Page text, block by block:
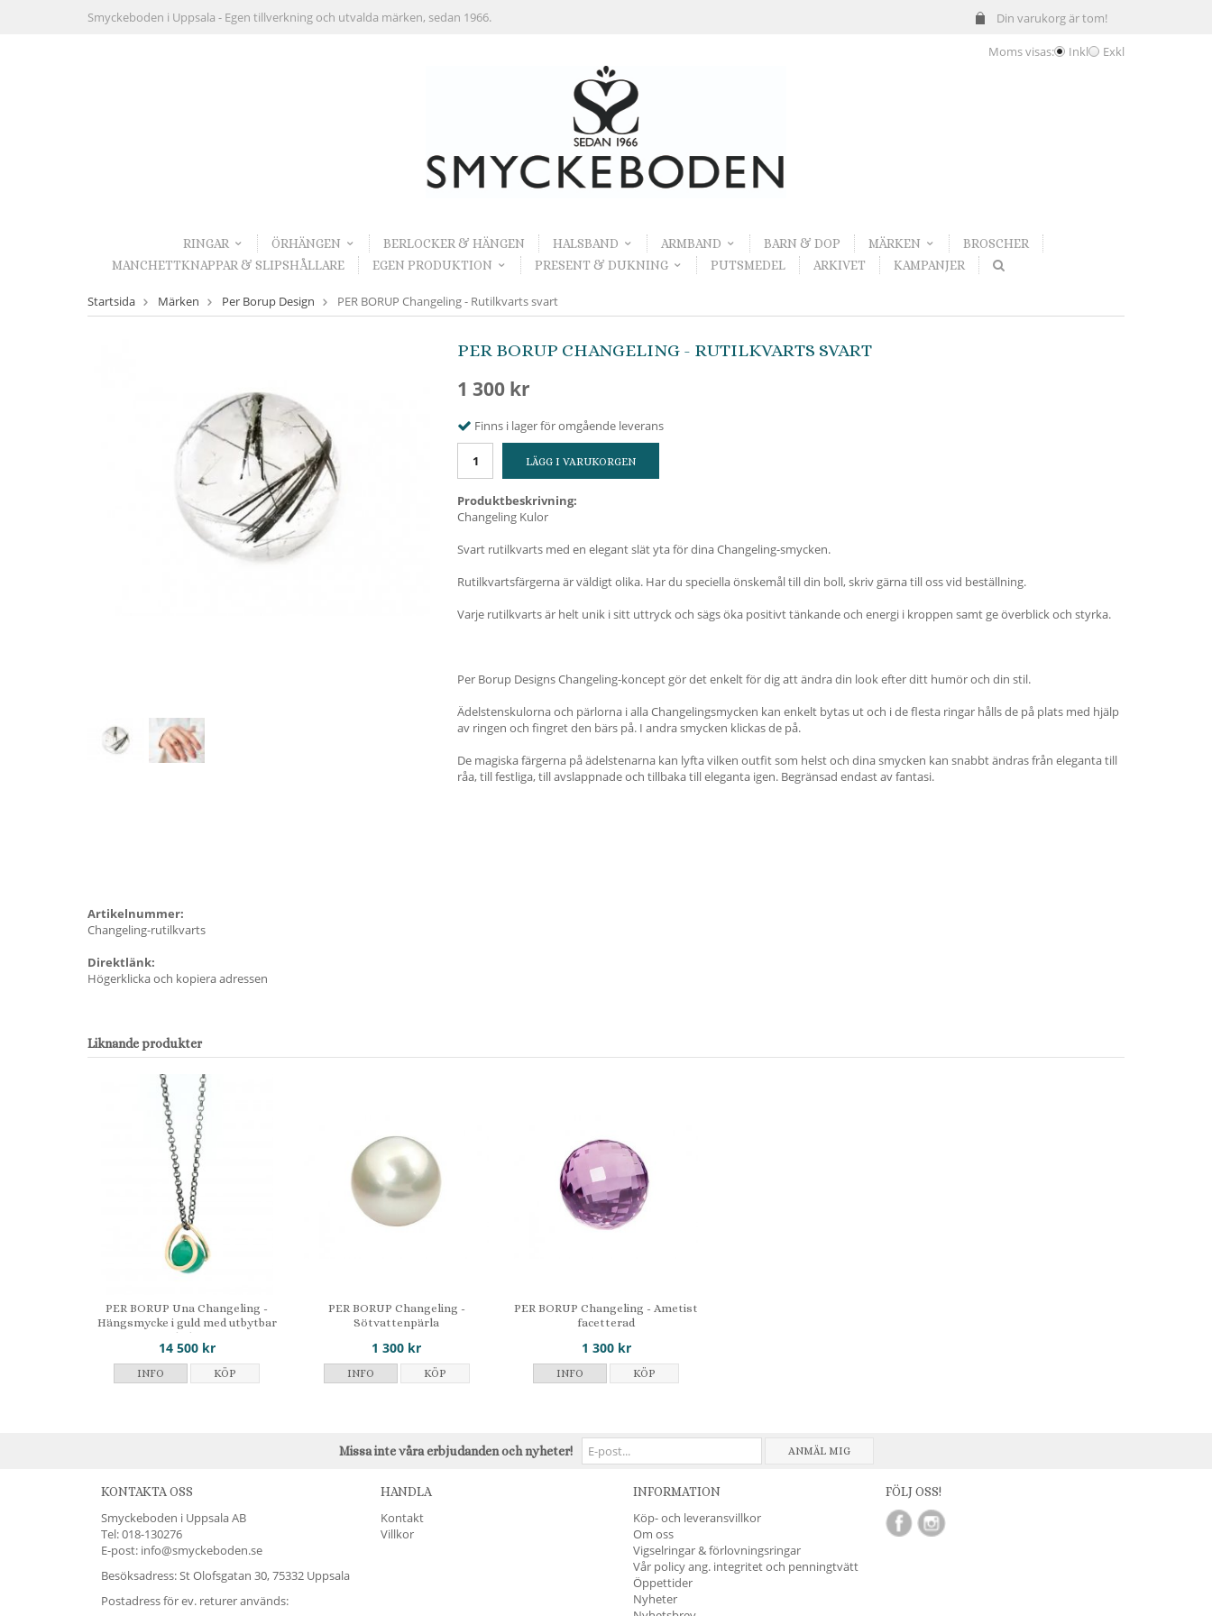
Din varukorg är tom!
Smyckeboden i Uppsala - Egen tillverkning och utvalda märken, sedan 1966.
Moms visas: Inkl Exkl
RINGAR ÖRHÄNGEN BERLOCKER & HÄNGEN HALSBAND ARMBAND BARN & DOP MÄRKEN
BROSCHER
MANCHETTKNAPPAR & SLIPSHÅLLARE
EGEN PRODUKTION PRESENT & DUKNING PUTSMEDEL ARKIVET KAMPANJER
Startsida Märken Per Borup Design PER BORUP Changeling - Rutilkvarts svart
PER BORUP CHANGELING - RUTILKVARTS SVART
1 300 kr
Finns i lager för omgående leverans
LÄGG I VARUKORGEN
Produktbeskrivning:
Changeling Kulor
Svart rutilkvarts med en elegant slät yta för dina Changeling-smycken.
Rutilkvartsfärgerna är väldigt olika. Har du speciella önskemål till din boll, skriv gärna till oss vid beställning.
Varje rutilkvarts är helt unik i sitt uttryck och sägs öka positivt tänkande och energi i kroppen samt ge överblick och styrka.
Per Borup Designs Changeling-koncept gör det enkelt för dig att ändra din look efter ditt humör och din stil.
Ädelstenskulorna och pärlorna i alla Changelingsmycken kan enkelt bytas ut och i de flesta ringar hålls de på plats med hjälp
av ringen och fingret den bärs på. I andra smycken klickas de på.
De magiska färgerna på ädelstenarna kan lyfta vilken outfit som helst och dina smycken kan snabbt ändras från eleganta till
råa, till festliga, till avslappnade och tillbaka till eleganta igen. Begränsad endast av fantasi.
Artikelnummer:
Changeling-rutilkvarts
Direktlänk:
Högerklicka och kopiera adressen
Liknande produkter
PER BORUP Una Changeling -
Hängsmycke i guld med utbytbar
kula
14 500 kr
INFO KÖP
PER BORUP Changeling -
Sötvattenpärla
1 300 kr
INFO KÖP
PER BORUP Changeling - Ametist
facetterad
1 300 kr
INFO KÖP
Missa inte våra erbjudanden och nyheter! ANMÄL MIG
KONTAKTA OSS
Smyckeboden i Uppsala AB
Tel:018-130276
E-post: info@smyckeboden.se
Besöksadress: St Olofsgatan 30, 75332 Uppsala
Postadress för ev. returer används:
HANDLA
Kontakt
Villkor
INFORMATION
Köp- och leveransvillkor
Om oss
Vigselringar & förlovningsringar
Vår policy ang. integritet och penningtvätt
Öppettider
Nyheter
FÖLJ OSS!